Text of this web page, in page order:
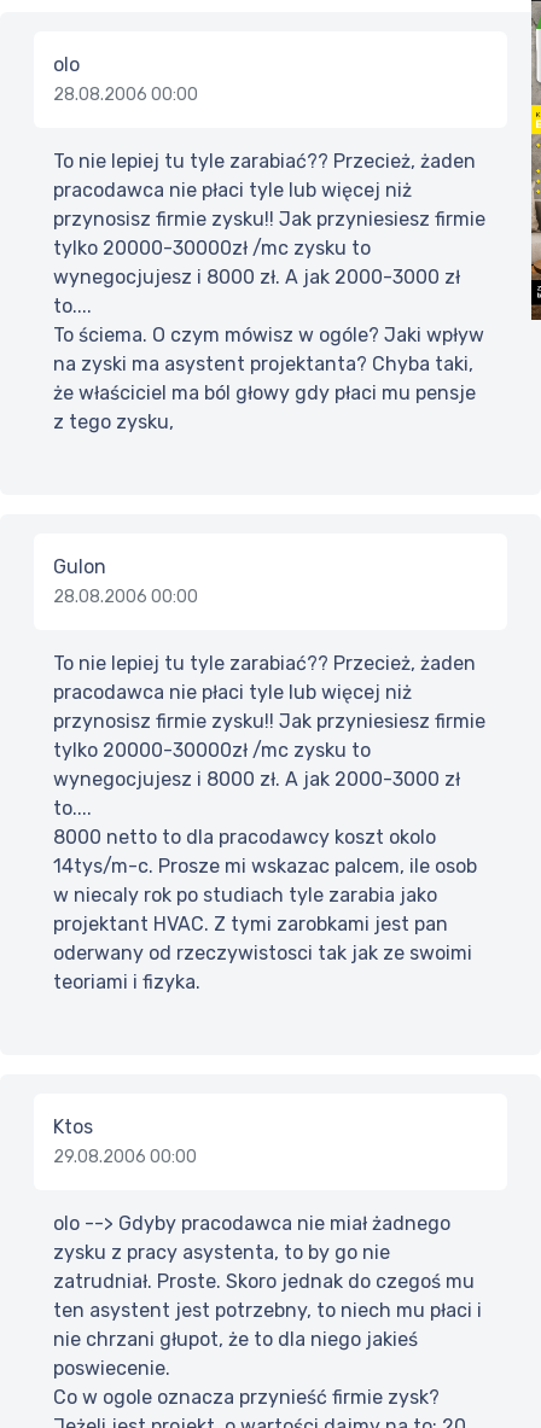
olo
28.08.2006 00:00
To nie lepiej tu tyle zarabiać?? Przecież, żaden
pracodawca nie płaci tyle lub więcej niż
przynosisz firmie zysku!! Jak przyniesiesz firmie
tylko 20000-30000zł /mc zysku to
wynegocjujesz i 8000 zł. A jak 2000-3000 zł
to....
To ściema. O czym mówisz w ogóle? Jaki wpływ
na zyski ma asystent projektanta? Chyba taki,
że właściciel ma ból głowy gdy płaci mu pensje
z tego zysku,
Gulon
28.08.2006 00:00
To nie lepiej tu tyle zarabiać?? Przecież, żaden
pracodawca nie płaci tyle lub więcej niż
przynosisz firmie zysku!! Jak przyniesiesz firmie
tylko 20000-30000zł /mc zysku to
wynegocjujesz i 8000 zł. A jak 2000-3000 zł
to....
8000 netto to dla pracodawcy koszt okolo
14tys/m-c. Prosze mi wskazac palcem, ile osob
w niecaly rok po studiach tyle zarabia jako
projektant HVAC. Z tymi zarobkami jest pan
oderwany od rzeczywistosci tak jak ze swoimi
teoriami i fizyka.
Ktos
29.08.2006 00:00
olo --> Gdyby pracodawca nie miał żadnego
zysku z pracy asystenta, to by go nie
zatrudniał. Proste. Skoro jednak do czegoś mu
ten asystent jest potrzebny, to niech mu płaci i
nie chrzani głupot, że to dla niego jakieś
poswiecenie.
Co w ogole oznacza przynieść firmie zysk?